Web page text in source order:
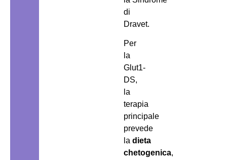
di
Dravet.
Per
la
Glut1-
DS,
la
terapia
principale
prevede
la dieta
chetogenica,